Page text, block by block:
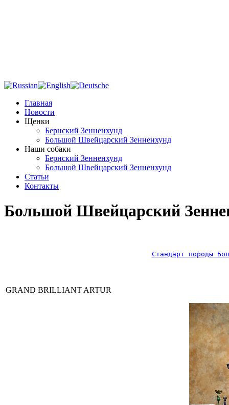
Главная
Новости
Щенки
Бернский Зенненхунд
Большой Швейцарский Зенненхунд
Наши собаки
Бернский Зенненхунд
Большой Швейцарский Зенненхунд
Статьи
Контакты
Большой Швейцарский
Стандарт породы
GRAND BRILLIANT ARTUR